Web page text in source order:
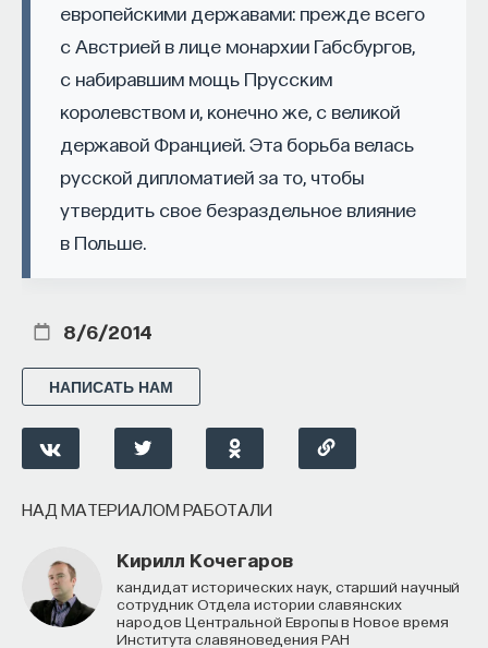
европейскими державами: прежде всего
с Австрией в лице монархии Габсбургов,
с набиравшим мощь Прусским
королевством и, конечно же, с великой
державой Францией. Эта борьба велась
русской дипломатией за то, чтобы
утвердить свое безраздельное влияние
в Польше.
8/6/2014
НАПИСАТЬ НАМ
НАД МАТЕРИАЛОМ РАБОТАЛИ
Кирилл Кочегаров
кандидат исторических наук, старший научный
сотрудник Отдела истории славянских
народов Центральной Европы в Новое время
Института славяноведения РАН
ПостНаука
команда ПостНауки
Сения Долгачева
редактор ПостНауки
НАУКА БИОТЕХНОЛОГИИ
ПРОГРАММНАЯ ИНЖЕНЕРИЯ ТОЧНЫЕ НАУКИ
ПАРТНЁР ПРОЕКТА